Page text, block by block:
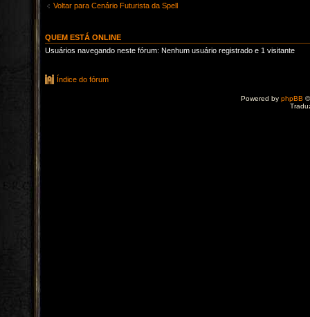
Voltar para Cenário Futurista da Spell
QUEM ESTÁ ONLINE
Usuários navegando neste fórum: Nenhum usuário registrado e 1 visitante
Índice do fórum
Powered by phpBB